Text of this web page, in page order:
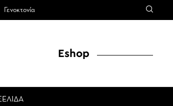
Γενοκτονία
Eshop